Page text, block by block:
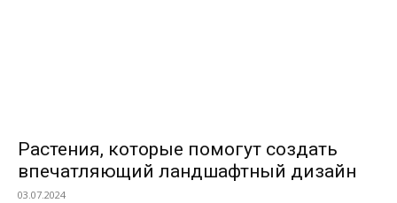
Растения, которые помогут создать
впечатляющий ландшафтный дизайн
03.07.2024